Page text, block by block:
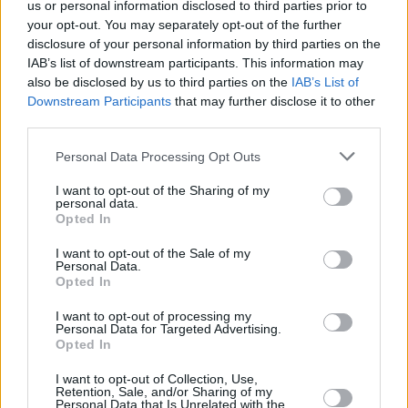
us or personal information disclosed to third parties prior to
your opt-out. You may separately opt-out of the further
disclosure of your personal information by third parties on the
IAB’s list of downstream participants. This information may
also be disclosed by us to third parties on the IAB’s List of
Downstream Participants that may further disclose it to other
Personal Data Processing Opt Outs
I want to opt-out of the Sharing of my
personal data.
Opted In
I want to opt-out of the Sale of my
Personal Data.
Opted In
I want to opt-out of processing my
Personal Data for Targeted Advertising.
Opted In
I want to opt-out of Collection, Use,
Retention, Sale, and/or Sharing of my
Personal Data that Is Unrelated with the
PREVIOUS ARTICLE
Αμερικανική οικονομία σε δύο
νοικοκυριά, κέρδη για τις
επιχειρήσεις
NEXT ARTICLE
Τουρκία